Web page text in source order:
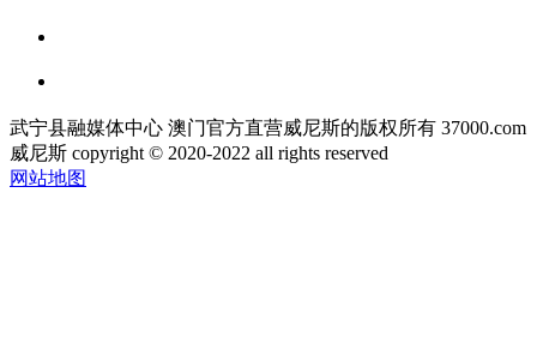
武宁县融媒体中心 澳门官方直营威尼斯的版权所有 37000.com
威尼斯 copyright © 2020-2022 all rights reserved
网站地图